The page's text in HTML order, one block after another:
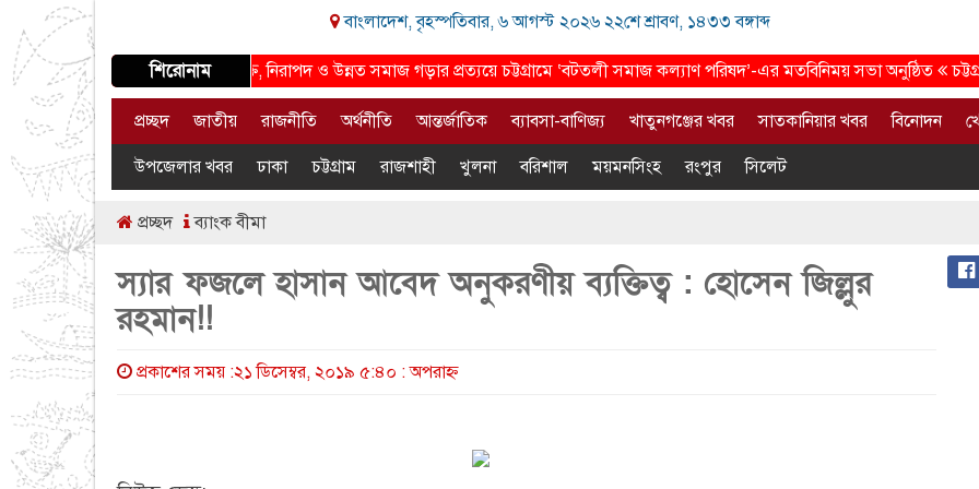
বাংলাদেশ, বৃহস্পতিবার, ৬ আগস্ট ২০২৬ ২২শে শ্রাবণ, ১৪৩৩ বঙ্গাব্দ
শিরোনাম
মাদকমুক্ত, নিরাপদ ও উন্নত সমাজ গড়ার প্রত্যয়ে চট্টগ্রামে ‘বটতলী সমাজ কল্যাণ পরিষদ’-এর মতবিনিময় সভা অনুষ্ঠিত
প্রচ্ছদ জাতীয় রাজনীতি অর্থনীতি আন্তর্জাতিক ব্যাবসা-বাণিজ্য খাতুনগঞ্জের খবর সাতকানিয়ার খবর বিনোদন
উপজেলার খবর ঢাকা চট্টগ্রাম রাজশাহী খুলনা বরিশাল ময়মনসিংহ রংপুর সিলেট
প্রচ্ছদ ব্যাংক বীমা
স্যার ফজলে হাসান আবেদ অনুকরণীয় ব্যক্তিত্ব : হোসেন জিল্লুর
রহমান!!
প্রকাশের সময় :২১ ডিসেম্বর, ২০১৯ ৫:৪০ : অপরাহ্ণ